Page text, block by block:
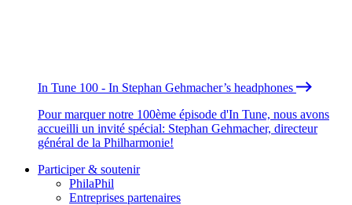
In Tune 100 - In Stephan Gehmacher’s headphones
Pour marquer notre 100ème épisode d'In Tune, nous avons
accueilli un invité spécial: Stephan Gehmacher, directeur
général de la Philharmonie!
Participer & soutenir
PhilaPhil
Entreprises partenaires